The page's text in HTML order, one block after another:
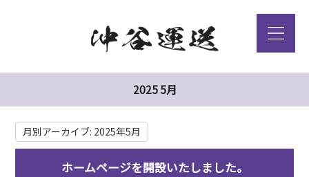
2025 5月
月別アーカイブ: 2025年5月
ホームページを開設いたしました。